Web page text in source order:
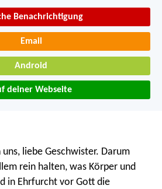
Benachrichtigung
Email
Android
deiner Webseite
uns, liebe Geschwister. Darum
rein halten, was Körper und
in Ehrfurcht vor Gott die